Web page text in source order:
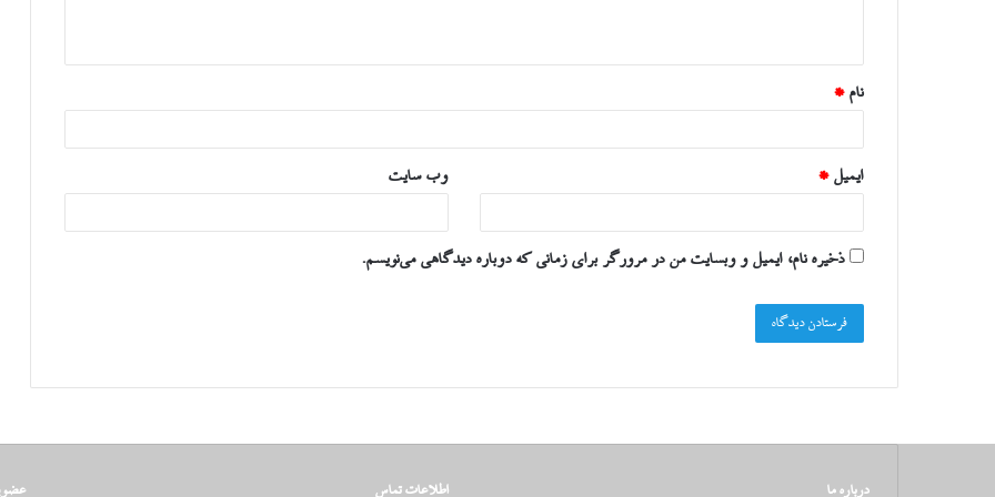
*
نام *
ایمیل * وب‌ سایت
ذخیره نام، ایمیل و وبسایت من در مرورگر برای زمانی که دوباره دیدگاهی می‌نویسم.
درباره ما اطلاعات تماس